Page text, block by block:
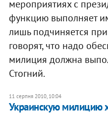
мероприятиях с
функцию выполняет
лишь подчиняется
говорят, что надо
милиция должна
Стогний.
11 серпня 2010, 10:04
Украинскую милицию